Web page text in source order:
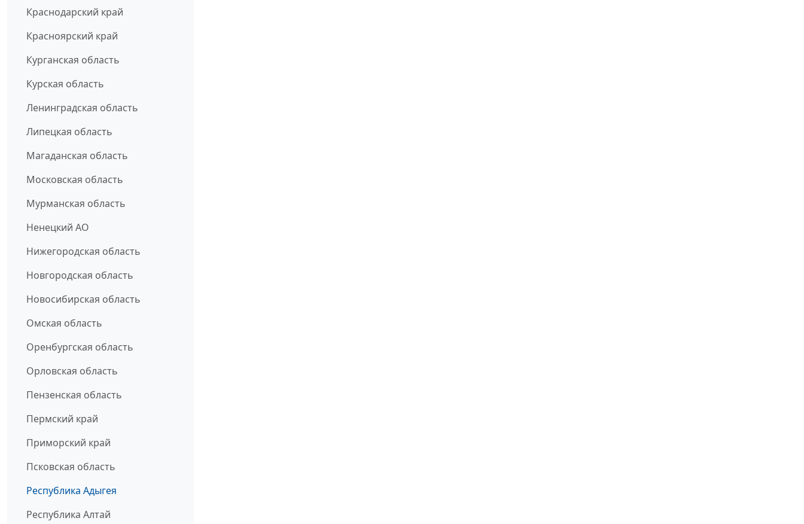
Краснодарский край
Красноярский край
Курганская область
Курская область
Ленинградская область
Липецкая область
Магаданская область
Московская область
Мурманская область
Ненецкий АО
Нижегородская область
Новгородская область
Новосибирская область
Омская область
Оренбургская область
Орловская область
Пензенская область
Пермский край
Приморский край
Псковская область
Республика Адыгея
Республика Алтай